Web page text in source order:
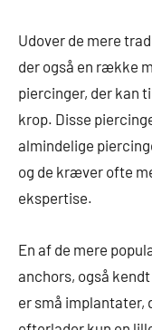
Udover de mere
der også en række
piercinger, der kan
krop. Disse
almindelige
og de kræver ofte
ekspertise.
En af de mere
anchors, også
er små implantater,